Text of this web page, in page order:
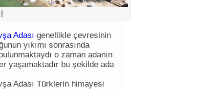
Adası genellikle çevresinin
yıkımı sonrasında
o zaman adanın
yaşamaktadır bu şekilde ada
Adası Türklerin himayesi